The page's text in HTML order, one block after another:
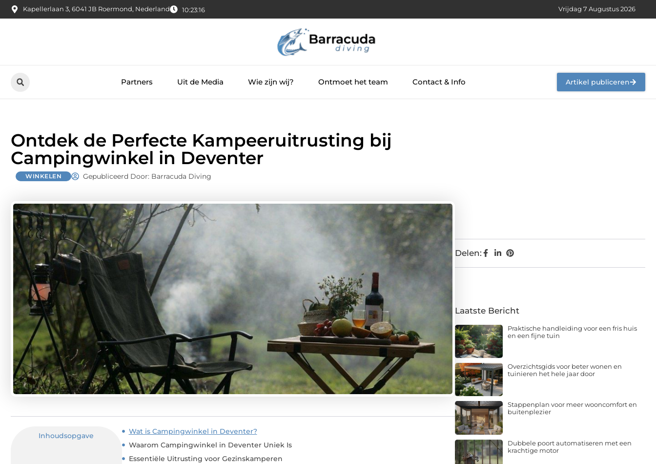
Kapellerlaan 3, 6041 JB Roermond, Nederland 10:23:17 Vrijdag 7 Augustus 2026
Partners Uit de Media Wie zijn wij? Ontmoet het team Contact & Info Artikel publiceren
Ontdek de Perfecte Kampeeruitrusting bij
Campingwinkel in Deventer
WINKELEN Gepubliceerd Door: Barracuda Diving
Inhoudsopgave
Wat is Campingwinkel in Deventer?
Waarom Campingwinkel in Deventer Uniek Is
Essentiële Uitrusting voor Gezinskamperen
Delen:
Laatste Bericht
Praktische handleiding voor een fris huis
en een fijne tuin
Overzichtsgids voor beter wonen en
tuinieren het hele jaar door
Stappenplan voor meer wooncomfort en
buitenplezier
Dubbele poort automatiseren met een
krachtige motor